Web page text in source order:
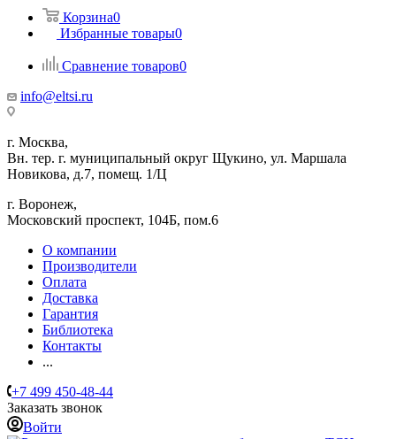
Корзина0
Избранные товары0
Сравнение товаров0
info@eltsi.ru
г. Москва,
Вн. тер. г. муниципальный округ Щукино, ул. Маршала
Новикова, д.7, помещ. 1/Ц
г. Воронеж,
​Московский проспект, 104Б, пом.6
О компании
Производители
Оплата
Доставка
Гарантия
Библиотека
Контакты
...
+7 499 450-48-44
Заказать звонок
Войти